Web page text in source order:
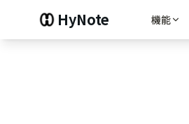
HyNote 機能